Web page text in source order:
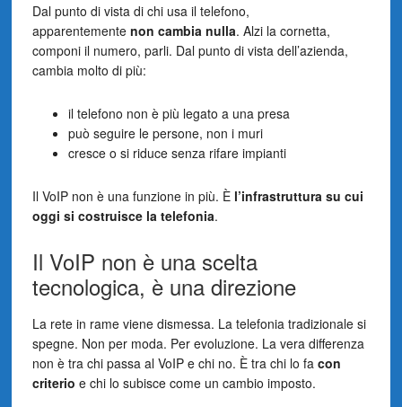
Dal punto di vista di chi usa il telefono,
apparentemente non cambia nulla. Alzi la cornetta,
componi il numero, parli. Dal punto di vista dell’azienda,
cambia molto di più:
il telefono non è più legato a una presa
può seguire le persone, non i muri
cresce o si riduce senza rifare impianti
Il VoIP non è una funzione in più. È l’infrastruttura su cui
oggi si costruisce la telefonia.
Il VoIP non è una scelta
tecnologica, è una direzione
La rete in rame viene dismessa. La telefonia tradizionale si
spegne. Non per moda. Per evoluzione. La vera differenza
non è tra chi passa al VoIP e chi no. È tra chi lo fa con
criterio e chi lo subisce come un cambio imposto.